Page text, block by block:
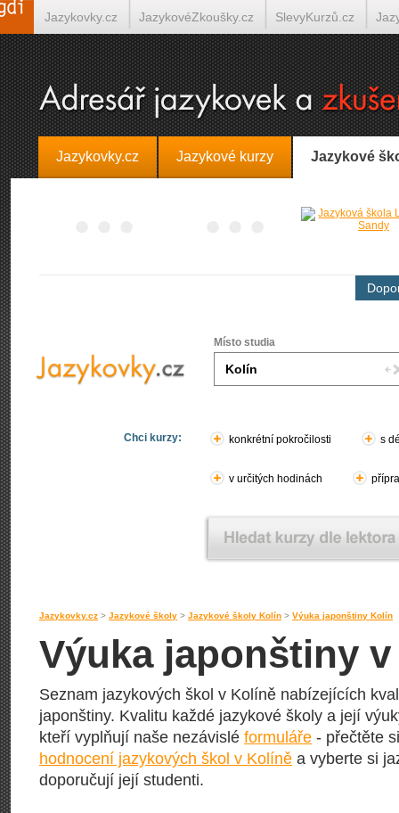
Jazykovky.cz Jazykové kurzy Jazykové
Místo studia
Chci kurzy: konkrétní pokročilosti s
v určitých hodinách
Jazykovky.cz > Jazykové školy > Jazykové školy Kolín > Výuka japonštiny Kolín
Výuka japonštiny
Seznam jazykových škol v Kolíně nabízejících
japonštiny. Kvalitu každé jazykové školy a její
kteří vyplňují naše nezávislé formuláře - přečtěte
hodnocení jazykových škol v Kolíně a vyberte si
doporučují její studenti.
Jazykovky.cz JazykovéZkoušky.cz SlevyKurzů.cz
Španělština on-line Italština on-line Tlumočení-